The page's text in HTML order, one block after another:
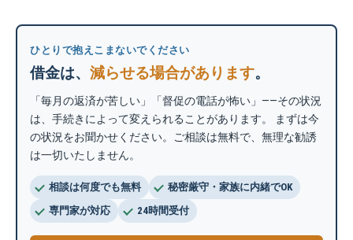
ひとりで抱えこまないでください
借金は、 減らせる場合があります。
「毎月の返済が苦しい」「督促の電話が怖い」——その状況
は、手続きによって変えられることがあります。 まずは今
の状況をお聞かせください。ご相談は無料で、無理な勧誘
は一切いたしません。
相談は何度でも無料
秘密厳守・家族に内緒でOK
専門家が対応
24時間受付